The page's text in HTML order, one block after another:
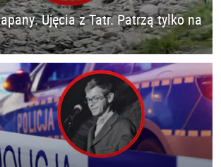
Ujęcia z Tatr. Patrzą tylko na